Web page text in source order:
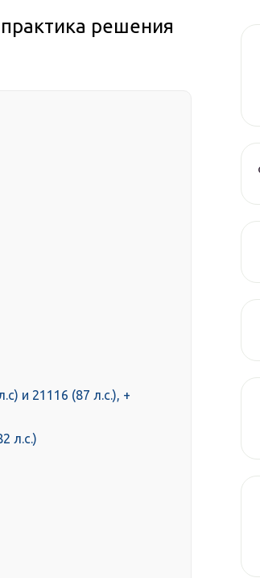
решения
и 21116 (87 л.с.), +
л.с.)